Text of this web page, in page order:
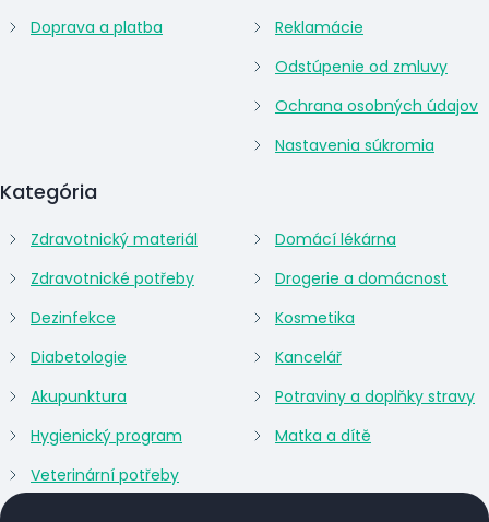
Doprava a platba
Kategória
Zdravotnický materiál
Zdravotnické potřeby
Dezinfekce
Diabetologie
Akupunktura
Hygienický program
Veterinární potřeby
Domácí lékárna
Drogerie a domácnost
Kosmetika
Kancelář
Potraviny a doplňky stravy
Matka a dítě
Reklamácie
Odstúpenie od zmluvy
Ochrana osobných údajov
Nastavenia súkromia